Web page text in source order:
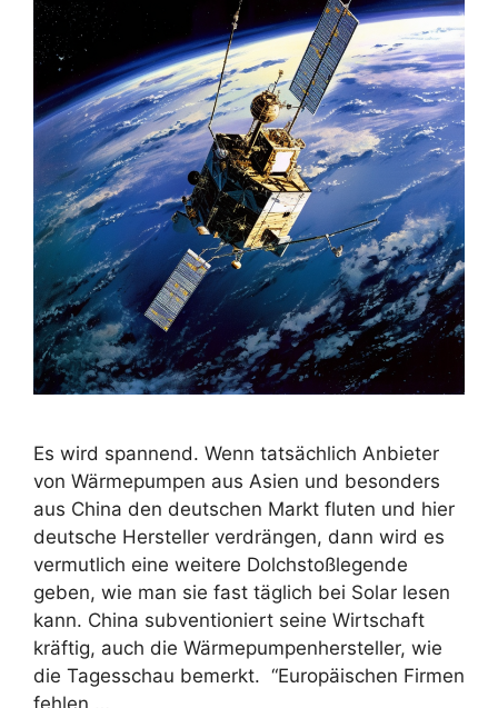
Es wird spannend. Wenn tatsächlich Anbieter
von Wärmepumpen aus Asien und besonders
aus China den deutschen Markt fluten und hier
deutsche Hersteller verdrängen, dann wird es
vermutlich eine weitere Dolchstoßlegende
geben, wie man sie fast täglich bei Solar lesen
kann. China subventioniert seine Wirtschaft
kräftig, auch die Wärmepumpenhersteller, wie
die Tagesschau bemerkt. “Europäischen Firmen